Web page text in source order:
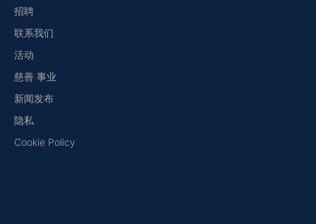
招聘
联系我们
活动
慈善 事业
新闻发布
隐私
Cookie Policy